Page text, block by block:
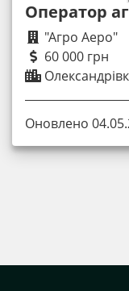
Оператор
"Агро Аеро"
60 000 грн
Оновлено